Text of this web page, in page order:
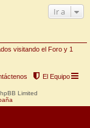
Ir a
visitando el Foro y 1
El Equipo
Limited